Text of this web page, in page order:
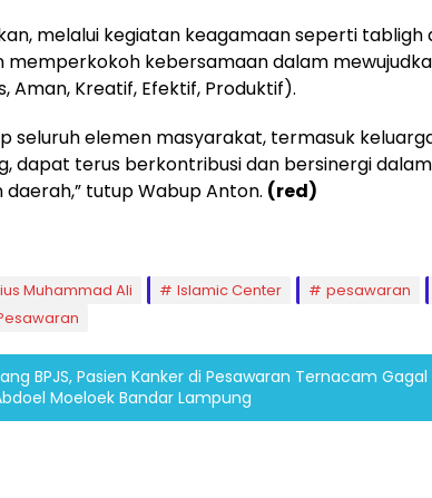
melalui kegiatan keagamaan seperti tabligh
memperkokoh kebersamaan dalam
Aman, Kreatif, Efektif, Produktif).
seluruh elemen masyarakat, termasuk
dapat terus berkontribusi dan bersinergi
tutup Wabup Anton. (red)
Muhammad Ali Islamic Center pesawaran
BPJS, Pasien Kanker di Pesawaran Ternacam
Moeloek Bandar Lampung